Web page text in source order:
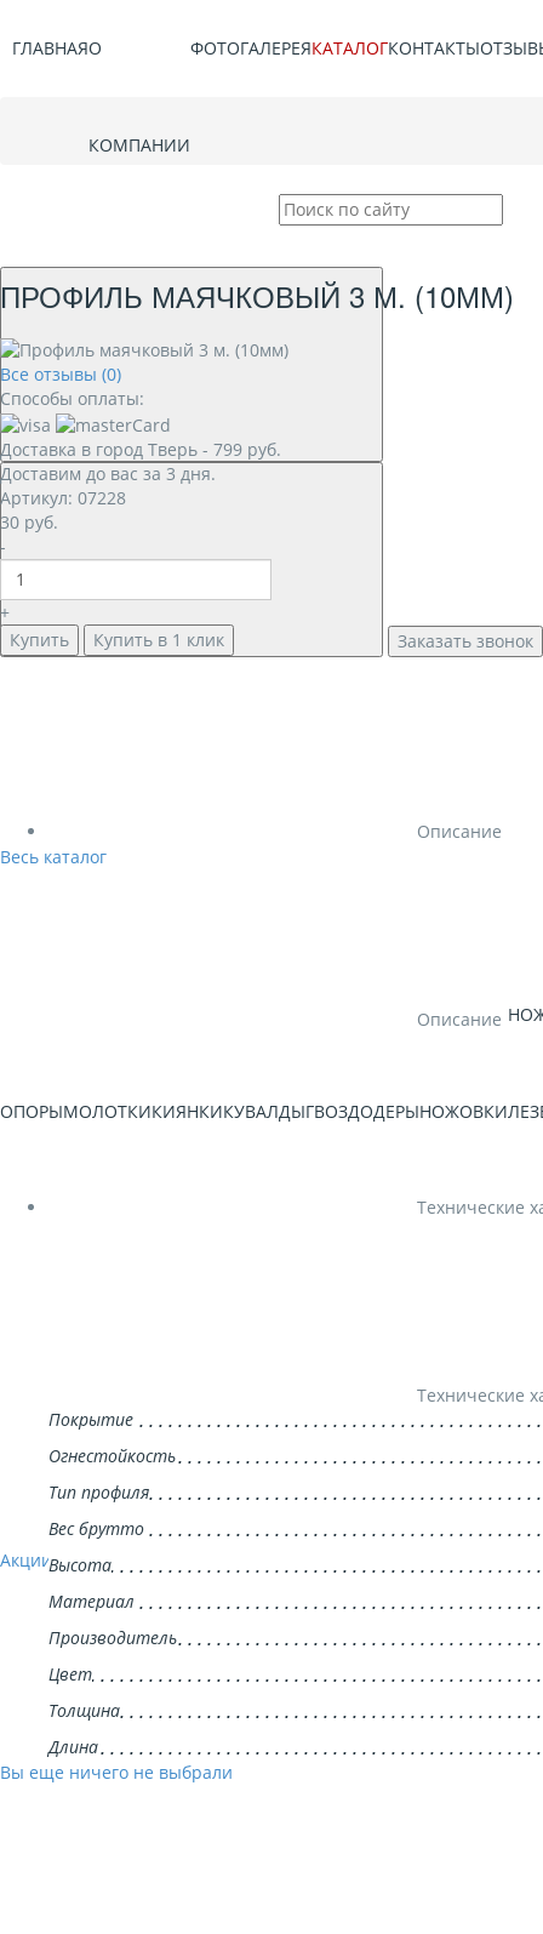
ГЛАВНАЯО
КОМПАНИИ
ФОТОГАЛЕРЕЯКАТАЛОГКОНТАКТЫ
Заказать звонок
Весь каталог
МОЛОТКИКИЯНКИКУВАЛДЫГВОЗДОДЕРЫНОЖОВКИ
Акции
Вы еще ничего не выбрали
ПРОФИЛЬ МАЯЧКОВЫЙ 3 М. (10ММ)
Все отзывы (0)
Способы оплаты:
Доставка в город Тверь - 799 руб.
Доставим до вас за 3 дня.
Артикул: 07228
30 руб.
-
+
Купить
Купить в 1 клик
Описание
Описание
Технические
Технические
Покрытие
Огнестойкость
Тип профиля
Вес брутто
Высота
Материал
Производитель
Цвет
Толщина
Длина